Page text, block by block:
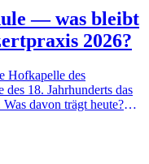
— was bleibt
2026?
Hofkapelle des
18. Jahrhunderts das
davon trägt heute?
Problem des